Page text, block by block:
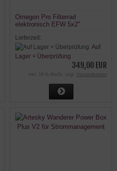
Omegon Pro Filterrad
elektronisch EFW 5x2''
Lieferzeit:
Auf
Lager + Überprüfung
349,00 EUR
inkl. 19 % MwSt. zzgl. Versandkosten